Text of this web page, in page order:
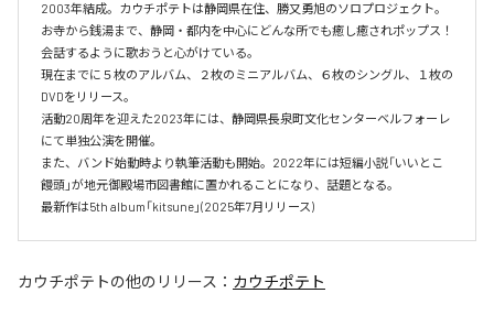
2003年結成。カウチポテトは静岡県在住、勝又勇旭のソロプロジェクト。
お寺から銭湯まで、静岡・都内を中心にどんな所でも癒し癒されポップス！
会話するように歌おうと心がけている。
現在までに５枚のアルバム、２枚のミニアルバム、６枚のシングル、１枚の
DVDをリリース。
活動20周年を迎えた2023年には、静岡県長泉町文化センターベルフォーレ
にて単独公演を開催。
また、バンド始動時より執筆活動も開始。2022年には短編小説「いいとこ
饅頭」が地元御殿場市図書館に置かれることになり、話題となる。
最新作は5th album「kitsune」(2025年7月リリース)
カウチポテトの他のリリース： カウチポテト